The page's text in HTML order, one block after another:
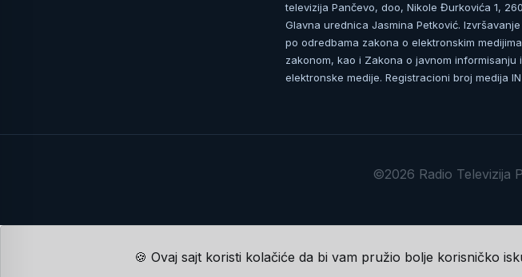
televizija Pančevo, doo, Nikole Đurkovića 1,
Glavna urednica Jasmina Petković.
po odredbama zakona o elektronskim
zakonom, kao i Zakona o javnom
elektronske medije. Registracioni broj medija
©2026 Radio Televizija
🍪 Ovaj sajt koristi kolačiće da bi vam pružio bolje korisničko